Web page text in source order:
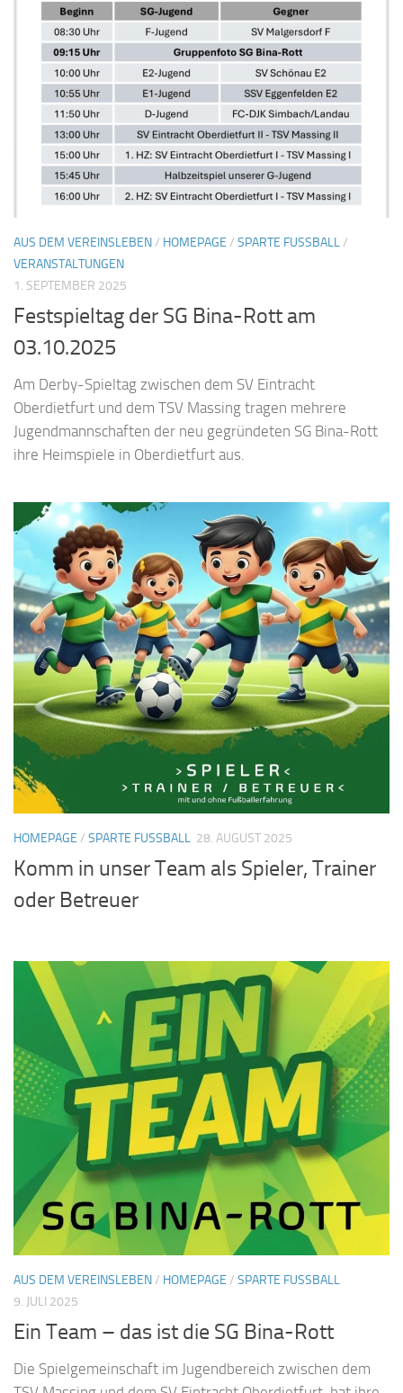
AUS DEM VEREINSLEBEN/ HOMEPAGE / SPARTE FUSSBALL/
VERANSTALTUNGEN
1. SEPTEMBER 2025
Festspieltag der SG Bina-Rott am
03.10.2025
Am Derby-Spieltag zwischen dem SV Eintracht
Oberdietfurt und dem TSV Massing tragen mehrere
Jugendmannschaften der neu gegründeten SG Bina-Rott
ihre Heimspiele in Oberdietfurt aus.
HOMEPAGE / SPARTE FUSSBALL 28. AUGUST 2025
Komm in unser Team als Spieler, Trainer
oder Betreuer
AUS DEM VEREINSLEBEN/ HOMEPAGE / SPARTE FUSSBALL
9. JULI 2025
Ein Team – das ist die SG Bina-Rott
Die Spielgemeinschaft im Jugendbereich zwischen dem